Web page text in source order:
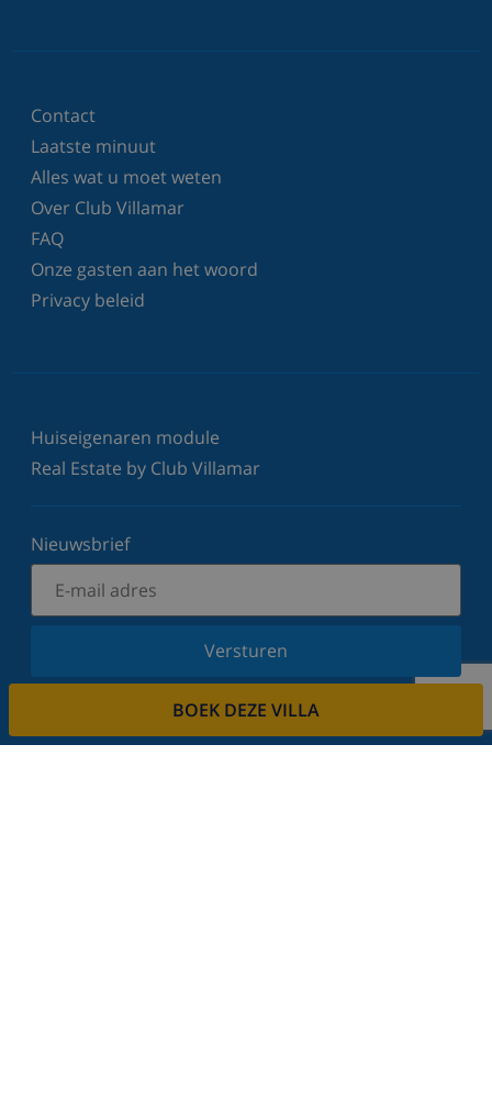
BOEK DEZE VILLA
Contact
Laatste minuut
Alles wat u moet weten
Over Club Villamar
FAQ
Onze gasten aan het woord
Privacy beleid
Huiseigenaren module
Real Estate by Club Villamar
Nieuwsbrief
Versturen
Schrijf u in voor onze nieuwsbrief en blijf op de
Wij respecteren uw privacy.